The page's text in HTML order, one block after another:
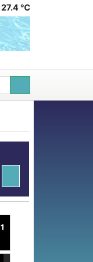
27.4 ℃